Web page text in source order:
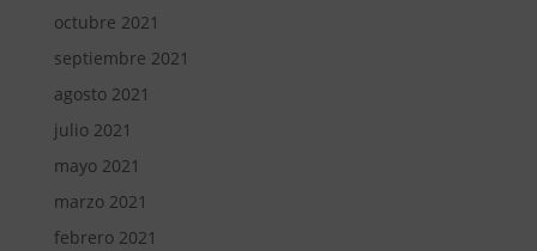
octubre 2021
septiembre 2021
agosto 2021
julio 2021
mayo 2021
marzo 2021
febrero 2021